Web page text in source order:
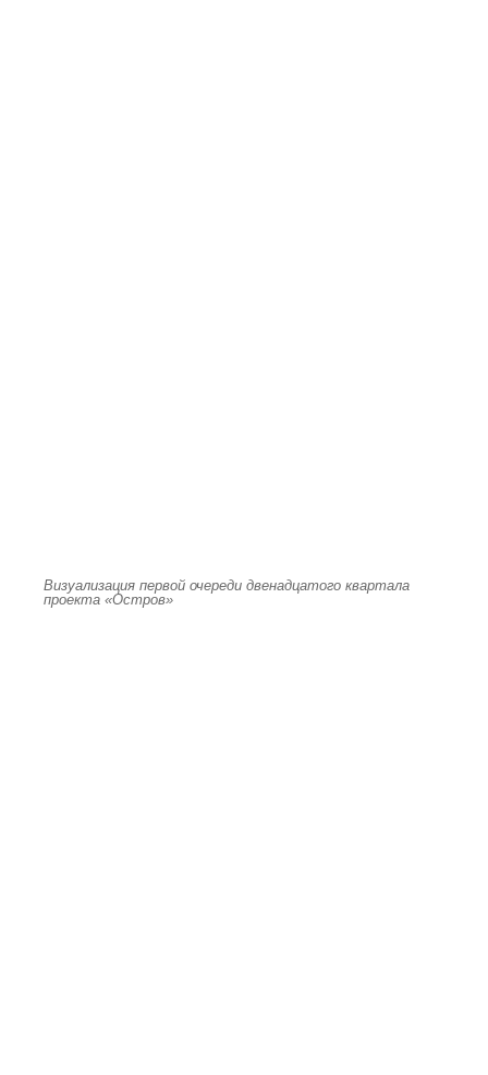
Визуализация первой очереди двенадцатого квартала
проекта «Остров»